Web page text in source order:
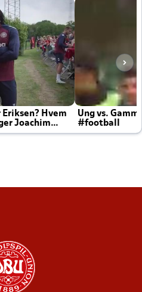
Hvem
Joachim
Ung vs.
#football